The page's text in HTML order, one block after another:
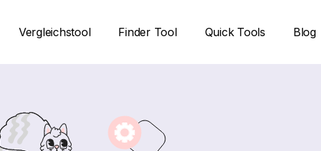
Vergleichstool Finder Tool Quick Tools Blog